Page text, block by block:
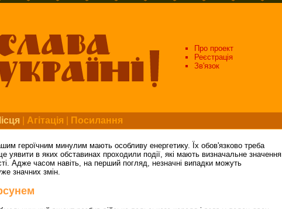
Про проект
Реєстрація
Зв'язок
Агітація Посилання
героїчним минулим мають особливу енергетику. Їх обов'язково треба
уявити в яких обставинах проходили події, які мають визначальне значення
Адже часом навіть, на перший погляд, незначні випадки можуть
значних змін.